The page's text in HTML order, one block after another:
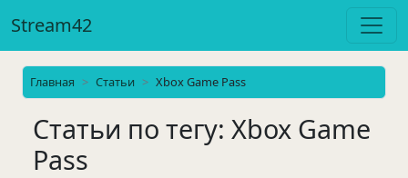
Stream42
Главная Статьи Xbox Game Pass
Статьи по тегу: Xbox Game
Pass